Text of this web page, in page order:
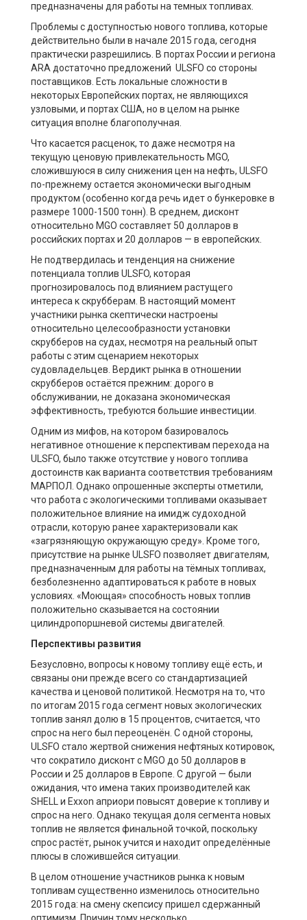
предназначены для работы на темных топливах.
Проблемы с доступностью нового топлива, которые
действительно были в начале 2015 года, сегодня
практически разрешились. В портах России и региона
ARA достаточно предложений ULSFO со стороны
поставщиков. Есть локальные сложности в
некоторых Европейских портах, не являющихся
узловыми, и портах США, но в целом на рынке
ситуация вполне благополучная.
Что касается расценок, то даже несмотря на
текущую ценовую привлекательность MGO,
сложившуюся в силу снижения цен на нефть, ULSFO
по-прежнему остается экономически выгодным
продуктом (особенно когда речь идет о бункеровке в
размере 1000-1500 тонн). В среднем, дисконт
относительно MGO составляет 50 долларов в
российских портах и 20 долларов — в европейских.
Не подтвердилась и тенденция на снижение
потенциала топлив ULSFO, которая
прогнозировалось под влиянием растущего
интереса к скрубберам. В настоящий момент
участники рынка скептически настроены
относительно целесообразности установки
скрубберов на судах, несмотря на реальный опыт
работы с этим сценарием некоторых
судовладельцев. Вердикт рынка в отношении
скрубберов остаётся прежним: дорого в
обслуживании, не доказана экономическая
эффективность, требуются большие инвестиции.
Одним из мифов, на котором базировалось
негативное отношение к перспективам перехода на
ULSFO, было также отсутствие у нового топлива
достоинств как варианта соответствия требованиям
МАРПОЛ. Однако опрошенные эксперты отметили,
что работа с экологическими топливами оказывает
положительное влияние на имидж судоходной
отрасли, которую ранее характеризовали как
«загрязняющую окружающую среду». Кроме того,
присутствие на рынке ULSFO позволяет двигателям,
предназначенным для работы на тёмных топливах,
безболезненно адаптироваться к работе в новых
условиях. «Моющая» способность новых топлив
положительно сказывается на состоянии
цилиндропоршневой системы двигателей.
Перспективы развития
Безусловно, вопросы к новому топливу ещё есть, и
связаны они прежде всего со стандартизацией
качества и ценовой политикой. Несмотря на то, что
по итогам 2015 года сегмент новых экологических
топлив занял долю в 15 процентов, считается, что
спрос на него был переоценён. С одной стороны,
ULSFO стало жертвой снижения нефтяных котировок,
что сократило дисконт с MGO до 50 долларов в
России и 25 долларов в Европе. С другой — были
ожидания, что имена таких производителей как
SHELL и Exxon априори повысят доверие к топливу и
спрос на него. Однако текущая доля сегмента новых
топлив не является финальной точкой, поскольку
спрос растёт, рынок учится и находит определённые
плюсы в сложившейся ситуации.
В целом отношение участников рынка к новым
топливам существенно изменилось относительно
2015 года: на смену скепсису пришел сдержанный